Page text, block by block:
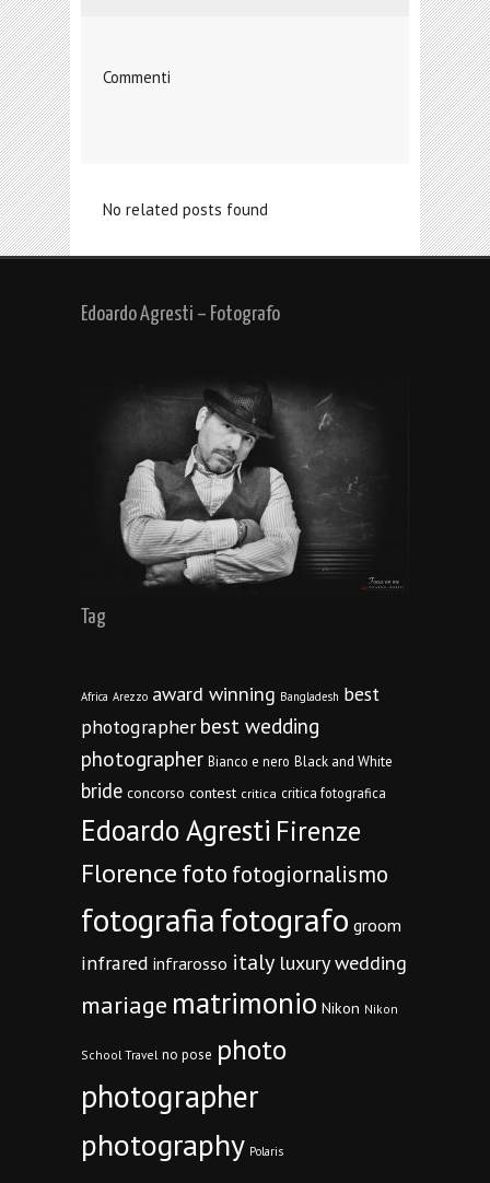
Commenti
No related posts found
Edoardo Agresti – Fotografo
Tag
Africa Arezzo award winning Bangladesh best
photographer best wedding
photographer Bianco e nero Black and White
bride concorso contest critica critica fotografica
Edoardo Agresti Firenze
Florencefoto fotogiornalismo
fotografiafotografo groom
infrared infrarosso italy luxury wedding
mariage matrimonio Nikon Nikon
School Travel no pose photo
photographer
photography Polaris